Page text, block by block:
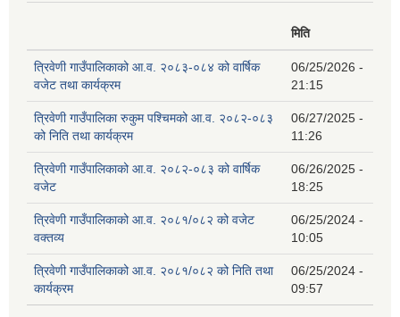
मिति
त्रिवेणी गाउँपालिकाको आ.व. २०८३-०८४ को वार्षिक
वजेट तथा कार्यक्रम
06/25/2026 -
21:15
त्रिवेणी गाउँपालिका रुकुम पश्‍चिमको आ.व. २०८२-०८३
को निति तथा कार्यक्रम
06/27/2025 -
11:26
त्रिवेणी गाउँपालिकाको आ.व. २०८२-०८३ को वार्षिक
वजेट
06/26/2025 -
18:25
त्रिवेणी गाउँपालिकाको आ.व. २०८१/०८२ को वजेट
वक्तव्य
06/25/2024 -
10:05
त्रिवेणी गाउँपालिकाको आ.व. २०८१/०८२ को निति तथा
कार्यक्रम
06/25/2024 -
09:57